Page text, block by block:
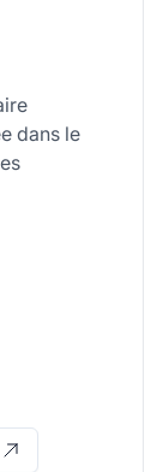
dans le